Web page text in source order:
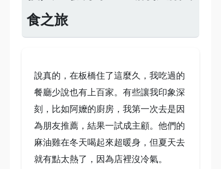
食之旅
說真的，在板橋住了這麼久，我吃過的
餐廳少說也有上百家。有些讓我印象深
刻，比如阿嬤的廚房，我第一次去是因
為朋友推薦，結果一試成主顧。他們的
麻油雞在冬天喝起來超暖身，但夏天去
就有點太熱了，因為店裡沒冷氣。